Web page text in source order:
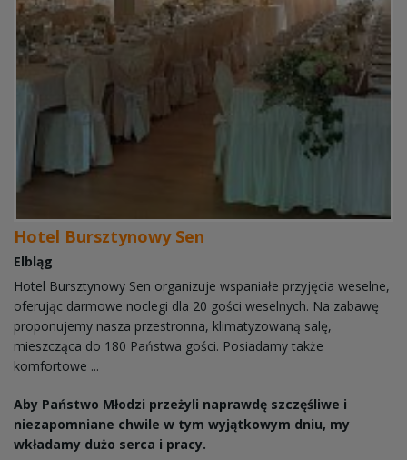
Hotel Bursztynowy Sen
Elbląg
Hotel Bursztynowy Sen organizuje wspaniałe przyjęcia weselne,
oferując darmowe noclegi dla 20 gości weselnych. Na zabawę
proponujemy nasza przestronna, klimatyzowaną salę,
mieszcząca do 180 Państwa gości. Posiadamy także
komfortowe ...
Aby Państwo Młodzi przeżyli naprawdę szczęśliwe i
niezapomniane chwile w tym wyjątkowym dniu, my
wkładamy dużo serca i pracy.